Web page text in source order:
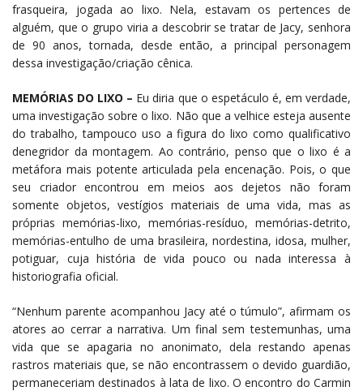
frasqueira, jogada ao lixo. Nela, estavam os pertences de
alguém, que o grupo viria a descobrir se tratar de Jacy, senhora
de 90 anos, tornada, desde então, a principal personagem
dessa investigação/criação cênica.
MEMÓRIAS DO LIXO – Eu diria que o espetáculo é, em verdade,
uma investigação sobre o lixo. Não que a velhice esteja ausente
do trabalho, tampouco uso a figura do lixo como qualificativo
denegridor da montagem. Ao contrário, penso que o lixo é a
metáfora mais potente articulada pela encenação. Pois, o que
seu criador encontrou em meios aos dejetos não foram
somente objetos, vestígios materiais de uma vida, mas as
próprias memórias-lixo, memórias-resíduo, memórias-detrito,
memórias-entulho de uma brasileira, nordestina, idosa, mulher,
potiguar, cuja história de vida pouco ou nada interessa à
historiografia oficial.
“Nenhum parente acompanhou Jacy até o túmulo”, afirmam os
atores ao cerrar a narrativa. Um final sem testemunhas, uma
vida que se apagaria no anonimato, dela restando apenas
rastros materiais que, se não encontrassem o devido guardião,
permaneceriam destinados à lata de lixo. O encontro do Carmin